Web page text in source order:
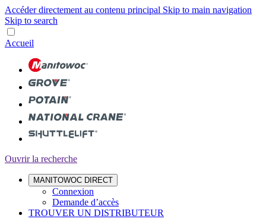
Accéder directement au contenu principal Skip to main navigation
Skip to search
Accueil
Ouvrir la recherche
MANITOWOC DIRECT
Connexion
Demande d’accès
TROUVER UN DISTRIBUTEUR